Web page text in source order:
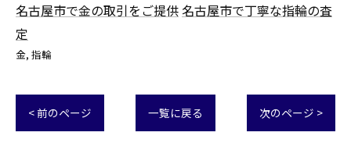
名古屋市で金の取引をご提供 名古屋市で丁寧な指輪の査
定
金 指輪
< 前のページ 一覧に戻る 次のページ >